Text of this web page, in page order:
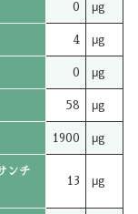
0 μg
4 μg
0 μg
58 μg
1900 μg
ンチ
13 μg